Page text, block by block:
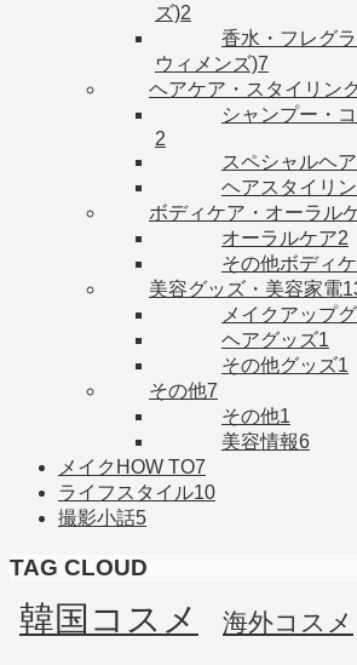
ズ)2
香水・フレグ
ウィメンズ)7
ヘアケア・スタイリン
シャンプー・
2
スペシャルヘ
ヘアスタイリ
ボディケア・オーラル
オーラルケア2
その他ボディ
美容グッズ・美容家電
メイクアップ
ヘアグッズ1
その他グッズ1
その他7
その他1
美容情報6
メイクHOW TO7
ライフスタイル10
撮影小話5
TAG CLOUD
韓国コスメ 海外コスメ